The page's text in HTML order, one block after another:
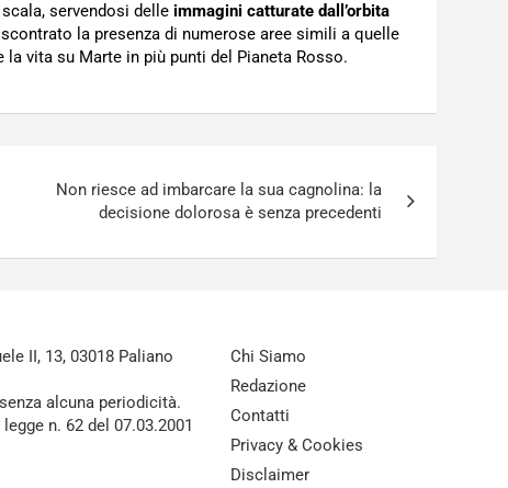
servendosi delle immagini catturate dall’orbita
la presenza di numerose aree simili a quelle
vita su Marte in più punti del Pianeta Rosso.
Non riesce ad imbarcare la sua cagnolina: la
decisione dolorosa è senza precedenti
II, 13, 03018 Paliano
alcuna periodicità.
n. 62 del 07.03.2001
Chi Siamo
Redazione
Contatti
Privacy & Cookies
Disclaimer